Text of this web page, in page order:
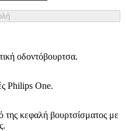
οδοντόβουρτσα.
Philips One.
της κεφαλή βουρτσίσματος με